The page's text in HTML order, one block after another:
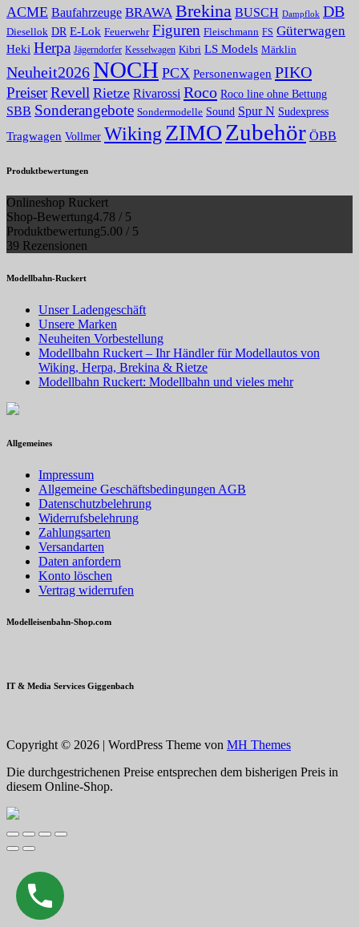
ACME Baufahrzeuge BRAWA Brekina BUSCH Dampflok DB
Diesellok DR E-Lok Feuerwehr Figuren Fleischmann FS Güterwagen
Heki Herpa Jägerndorfer Kesselwagen Kibri LS Models Märklin
Neuheit2026NOCH PCX Personenwagen PIKO
PreiserRevell Rietze Rivarossi Roco Roco line ohne Bettung
SBB Sonderangebote Sondermodelle Sound Spur N Sudexpress
Tragwagen Vollmer Wiking ZIMOZubehör ÖBB
Produktbewertungen
Onlineshop Ruckert
Shop-Bewertung4.78 / 5
Produktbewertung5.00 / 5
39 Rezensionen
Modellbahn-Ruckert
Unser Ladengeschäft
Unsere Marken
Neuheiten Vorbestellung
Modellbahn Ruckert – Ihr Händler für Modellautos von
Wiking, Herpa, Brekina & Rietze
Modellbahn Ruckert: Modellbahn und vieles mehr
Allgemeines
Impressum
Allgemeine Geschäftsbedingungen AGB
Datenschutzbelehrung
Widerrufsbelehrung
Zahlungsarten
Versandarten
Daten anfordern
Konto löschen
Vertrag widerrufen
Modelleisenbahn-Shop.com
IT & Media Services Giggenbach
Copyright © 2026 | WordPress Theme von MH Themes
Die durchgestrichenen Preise entsprechen dem bisherigen Preis in
diesem Online-Shop.